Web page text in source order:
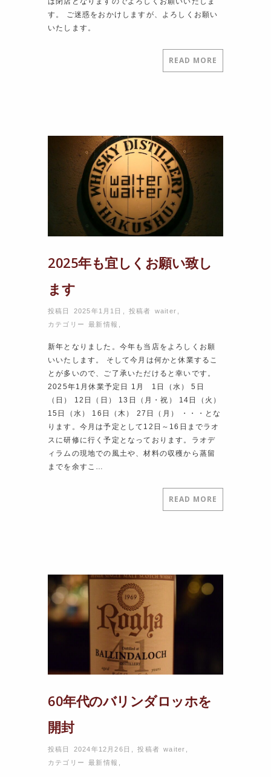
す。 ご迷惑をおかけしますが、よろしくお願い
いたします。
READ MORE
2025年も宜しくお願い致し
ます
投稿日 2025年1月1日 ,投稿者 waiter
カテゴリー最新情報
新年となりました。今年も当店をよろしくお願
いいたします。 そして今月は何かと休業するこ
とが多いので、ご了承いただけると幸いです。
2025年1月休業予定日 1月 1日（水） 5日
（日） 12日（日） 13日（月・祝） 14日（火）
15日（水） 16日（木） 27日（月） ・・・とな
ります。今月は予定として12日～16日までラオ
スに研修に行く予定となっております。ラオデ
ィラムの現地での風土や、材料の収穫から蒸留
までを余すこ…
READ MORE
60年代のバリンダロッホを
開封
投稿日 2024年12月26日 ,投稿者waiter
カテゴリー最新情報